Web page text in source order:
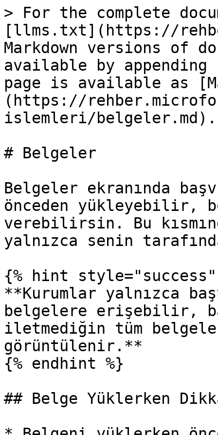
> For the complete
[llms.txt](https://
Markdown versions of
available by
page is available as
(https://
islemleri/belgeler.md).
# Belgeler
Belgeler ekranında
önceden yükleyebilir,
verebilirsin. Bu
yalnızca senin
{% hint style="success"
**Kurumlar yalnızca
belgelere erişebilir,
iletmediğin tüm
görüntülenir.**
{% endhint %}
## Belge Yüklerken